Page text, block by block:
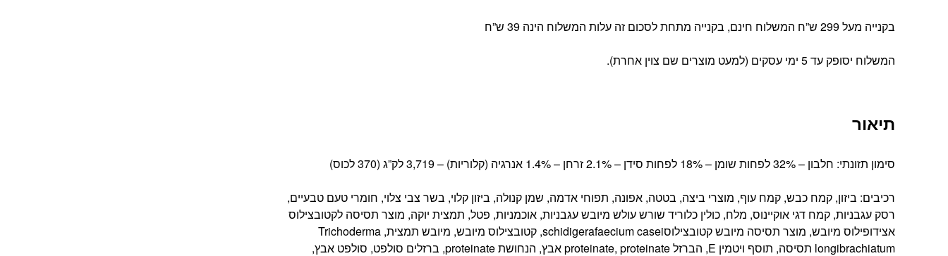
בקנייה מעל 299 ש”ח המשלוח חינם, בקנייה מתחת לסכום זה עלות המשלוח הינה 39 ש”ח
המשלוח יסופק עד 5 ימי עסקים (למעט מוצרים שם צוין אחרת).
תיאור
סימון תזונתי: חלבון – 32% לפחות שומן – 18% לפחות סידן – 2.1% זרחן – 1.4% אנרגיה (קלוריות) – 3,719 לק”ג (370 לכוס)
רכיבים: ביזון, קמח כבש, קמח עוף, מוצרי ביצה, בטטה, אפונה, תפוחי אדמה, שמן קנולה, ביזון קלוי, בשר צבי צלוי, חומרי טעם טבעיים,
רסק עגבניות, קמח דגי אוקיינוס, מלח, כולין כלוריד שורש עולש מיובש עגבניות, אוכמניות, פטל, תמצית יוקה, מוצר תסיסה לקטובצילוס
אצידופילוס מיובש, מוצר תסיסה מיובש קטובצילוסschidigerafaecium casei, קטובצילוס מיובש, מיובש תמצית, Trichoderma
longibrachiatum תסיסה, תוסף ויטמין E, הברזל proteinate, proteinate אבץ, הנחושת proteinate, ברזלים סולפט, סולפט אבץ,